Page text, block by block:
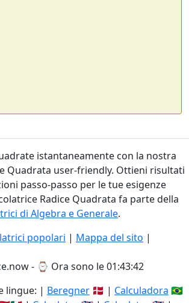
istantaneamente con la nostra
Quadrata user-friendly. Ottieni risultati
passo-passo per le tue esigenze
Radice Quadrata fa parte della
di Algebra e Generale.
popolari | Mappa del sito |
- ⌚ Ora sono le 01:43:42
lingue: | Beregner 🇩🇰 | Calculadora 🇧🇷